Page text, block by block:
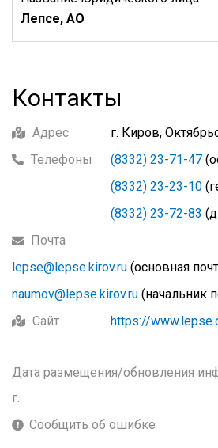
Лепсе, АО
Контакты
Адрес
г. Киров,
Телефоны
(8332) 23-71-47
(8332) 23-23-10
(8332) 23-72-83
Почта
lepse@lepse.kirov.ru (основная
naumov@lepse.kirov.ru (начальник
Сайт
https://
Дата размещения/обновления
г.
Сообщить об ошибке